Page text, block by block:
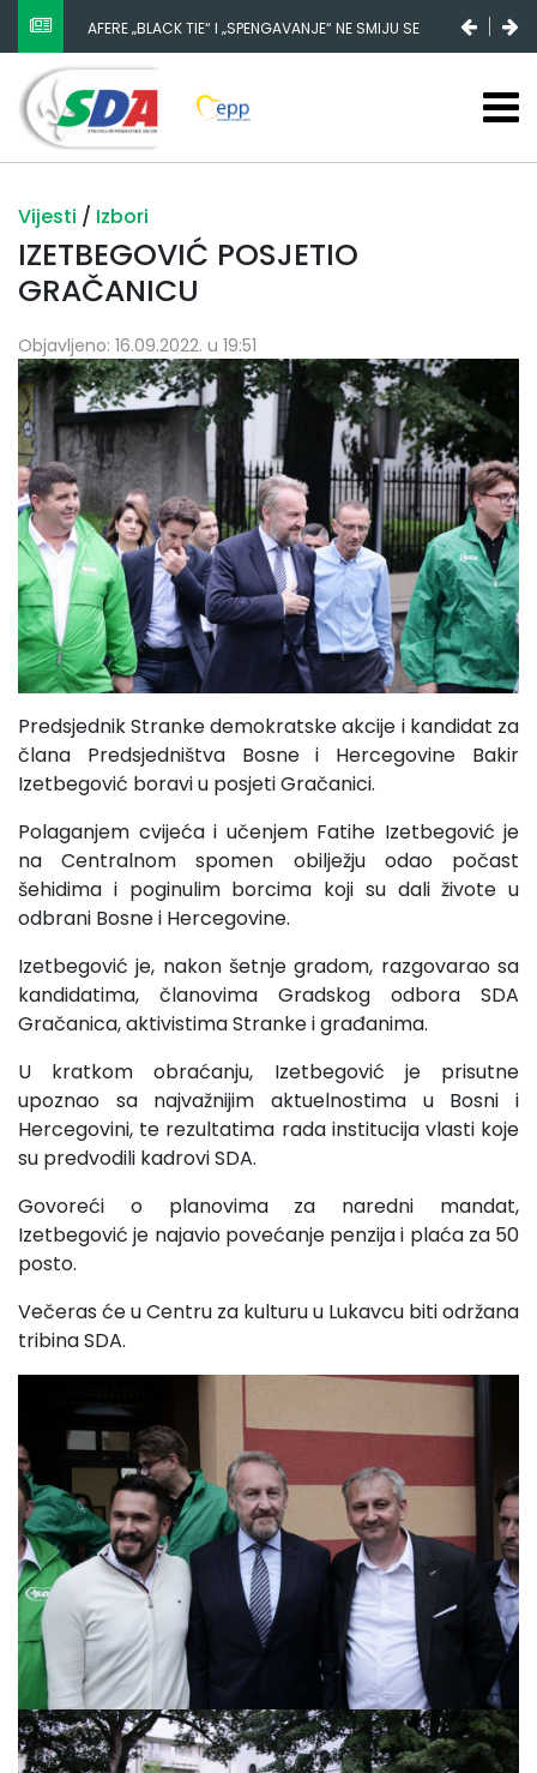
NESTANAK 780.000 EURA IZ IGMANA NE MOŽE BITI
SLUČAJNI PREVID, ODGOVORNOST MORAJU SNOSITI
VLADA FBIH I NJENI KADROVI
Vijesti / Izbori
IZETBEGOVIĆ POSJETIO
GRAČANICU
Objavljeno: 16.09.2022. u 19:51
Predsjednik Stranke demokratske akcije i kandidat za
člana Predsjedništva Bosne i Hercegovine Bakir
Izetbegović boravi u posjeti Gračanici.
Polaganjem cvijeća i učenjem Fatihe Izetbegović je
na Centralnom spomen obilježju odao počast
šehidima i poginulim borcima koji su dali živote u
odbrani Bosne i Hercegovine.
Izetbegović je, nakon šetnje gradom, razgovarao sa
kandidatima, članovima Gradskog odbora SDA
Gračanica, aktivistima Stranke i građanima.
U kratkom obraćanju, Izetbegović je prisutne
upoznao sa najvažnijim aktuelnostima u Bosni i
Hercegovini, te rezultatima rada institucija vlasti koje
su predvodili kadrovi SDA.
Govoreći o planovima za naredni mandat,
Izetbegović je najavio povećanje penzija i plaća za 50
posto.
Večeras će u Centru za kulturu u Lukavcu biti održana
tribina SDA.